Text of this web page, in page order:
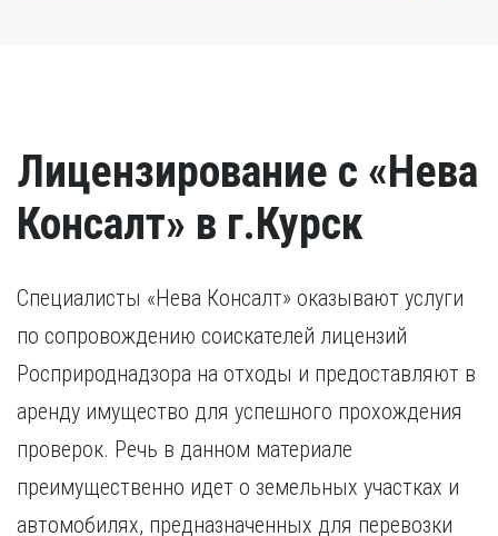
Лицензирование с «Нева
Консалт» в г.Курск
Специалисты «Нева Консалт» оказывают услуги
по сопровождению соискателей лицензий
Росприроднадзора на отходы и предоставляют в
аренду имущество для успешного прохождения
проверок. Речь в данном материале
преимущественно идет о земельных участках и
автомобилях, предназначенных для перевозки